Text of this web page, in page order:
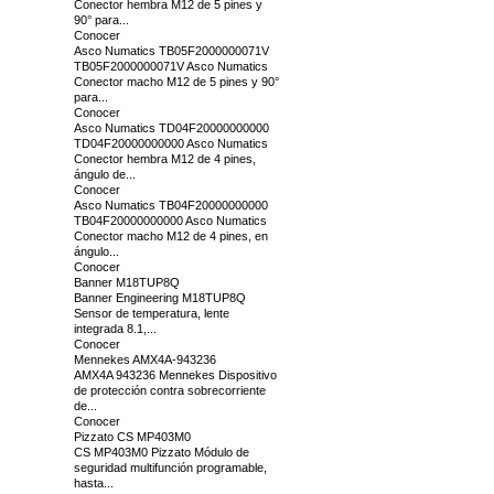
Conector hembra M12 de 5 pines y
90° para...
Conocer
Asco Numatics TB05F2000000071V
TB05F2000000071V Asco Numatics
Conector macho M12 de 5 pines y 90°
para...
Conocer
Asco Numatics TD04F20000000000
TD04F20000000000 Asco Numatics
Conector hembra M12 de 4 pines,
ángulo de...
Conocer
Asco Numatics TB04F20000000000
TB04F20000000000 Asco Numatics
Conector macho M12 de 4 pines, en
ángulo...
Conocer
Banner M18TUP8Q
Banner Engineering M18TUP8Q
Sensor de temperatura, lente
integrada 8.1,...
Conocer
Mennekes AMX4A-943236
AMX4A 943236 Mennekes Dispositivo
de protección contra sobrecorriente
de...
Conocer
Pizzato CS MP403M0
CS MP403M0 Pizzato Módulo de
seguridad multifunción programable,
hasta...